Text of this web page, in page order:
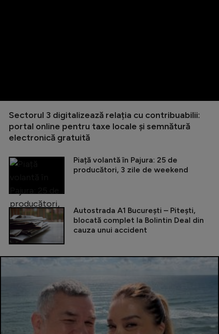
Sectorul 3 digitalizează relația cu contribuabilii:
portal online pentru taxe locale și semnătură
electronică gratuită
Piață volantă în Pajura: 25 de
producători, 3 zile de weekend
Autostrada A1 București – Pitești,
blocată complet la Bolintin Deal din
cauza unui accident